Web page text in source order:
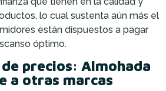
lo cual sustenta aún más el
están dispuestos a pagar
óptimo.
precios: Almohada
a otras marcas